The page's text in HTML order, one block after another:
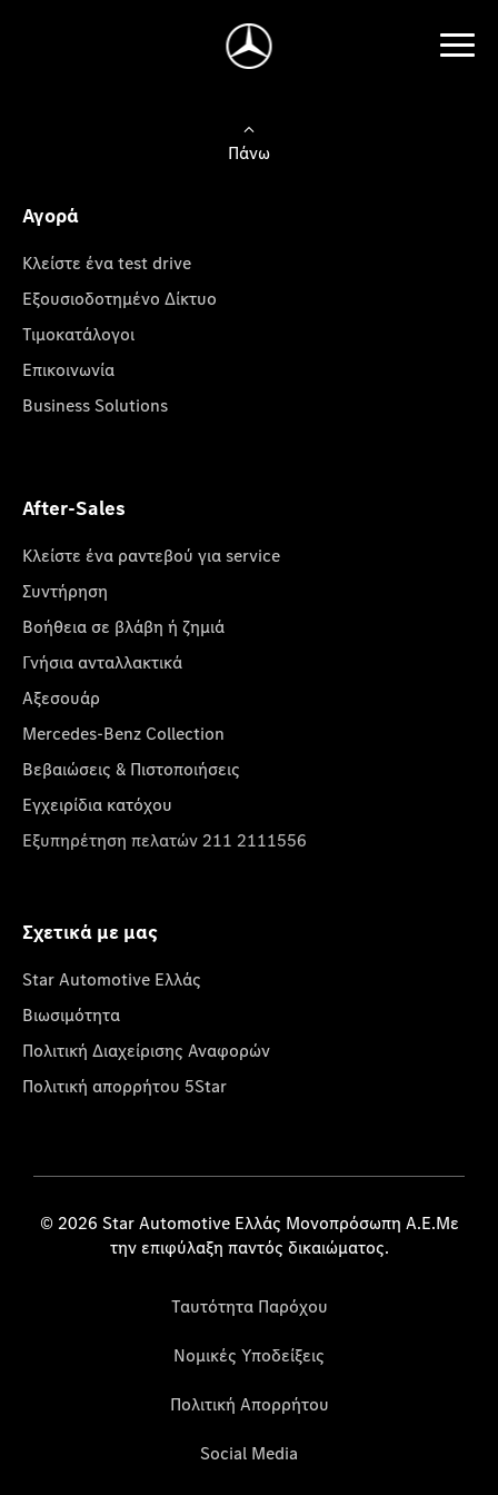
Πάνω
Αγορά
Κλείστε ένα test drive
Εξουσιοδοτημένο Δίκτυο
Τιμοκατάλογοι
Επικοινωνία
Business Solutions
After-Sales
Κλείστε ένα ραντεβού για service
Συντήρηση
Βοήθεια σε βλάβη ή ζημιά
Γνήσια ανταλλακτικά
Αξεσουάρ
Mercedes-Benz Collection
Βεβαιώσεις & Πιστοποιήσεις
Εγχειρίδια κατόχου
Εξυπηρέτηση πελατών 211 2111556
Σχετικά με μας
Star Automotive Ελλάς
Βιωσιμότητα
Πολιτική Διαχείρισης Αναφορών
Πολιτική απορρήτου 5Star
© 2026 Star Automotive Ελλάς Μονοπρόσωπη Α.Ε.Με
την επιφύλαξη παντός δικαιώματος.
Ταυτότητα Παρόχου
Νομικές Υποδείξεις
Πολιτική Απορρήτου
Social Media